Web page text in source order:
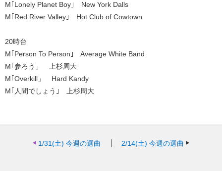
M｢Lonely Planet Boy｣ New York Dalls
M｢Red River Valley｣ Hot Club of Cowtown
20時台
M｢Person To Person｣ Average White Band
M｢参ろう」 上杉周大
M｢Overkill」 Hard Kandy
M｢人間でしょう｣ 上杉周大
1/31(土) 今週の選曲 2/14(土) 今週の選曲